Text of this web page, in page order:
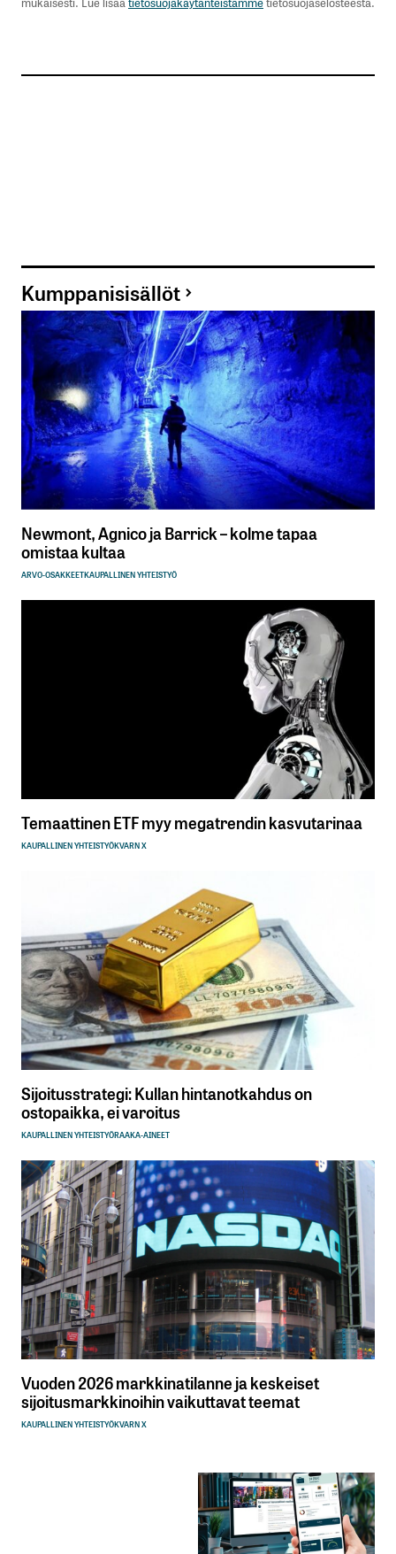
Kumppanisisällöt
Newmont, Agnico ja Barrick – kolme tapaa
omistaa kultaa
ARVO-OSAKKEETKAUPALLINEN YHTEISTYÖ
Temaattinen ETF myy megatrendin kasvutarinaa
KAUPALLINEN YHTEISTYÖKVARN X
Sijoitusstrategi: Kullan hintanotkahdus on
ostopaikka, ei varoitus
KAUPALLINEN YHTEISTYÖRAAKA-AINEET
Vuoden 2026 markkinatilanne ja keskeiset
sijoitusmarkkinoihin vaikuttavat teemat
KAUPALLINEN YHTEISTYÖKVARN X